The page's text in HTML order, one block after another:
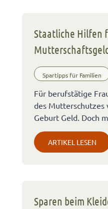
Staatliche Hilfen
Spartipps für Familien
Für berufstätige
des Mutterschutzes
Geburt Geld. Doch
ARTIKEL LESEN
Sparen beim